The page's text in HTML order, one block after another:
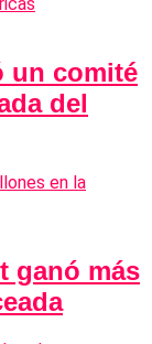
un comité
del
ganó más